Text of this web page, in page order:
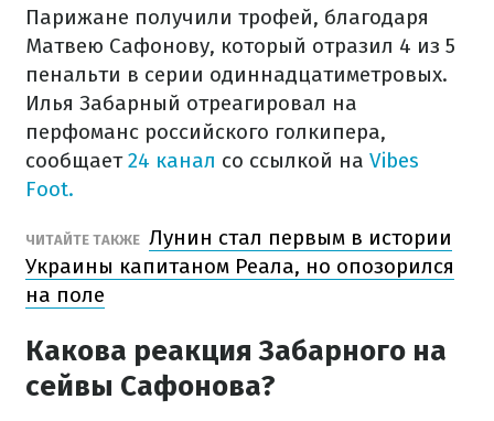
Парижане получили трофей, благодаря
Матвею Сафонову, который отразил 4 из 5
пенальти в серии одиннадцатиметровых.
Илья Забарный отреагировал на
перфоманс российского голкипера,
сообщает24 канал со ссылкой на Vibes
Foot.
ЧИТАЙТЕ ТАКЖЕ Лунин стал первым в истории
Украины капитаном Реала, но опозорился
на поле
Какова реакция Забарного на
сейвы Сафонова?